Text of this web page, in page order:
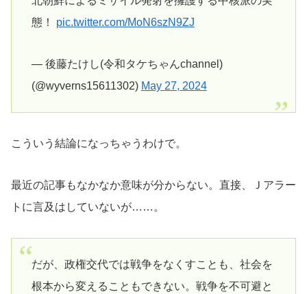
態！ pic.twitter.com/MoN6szN9ZJ
— 後藤たけし(令和タケちゃんchannel)
(@wyverns15611302) May 27, 2024
こういう結論になっちゃうわけで。
最近の記事もなかなか意味が分からない。直接、Ｊアラー
トに言及はしていないが……。
だが、政権交代では戦争をなくすことも、社会を
根本から変えることもできない。戦争を不可避と